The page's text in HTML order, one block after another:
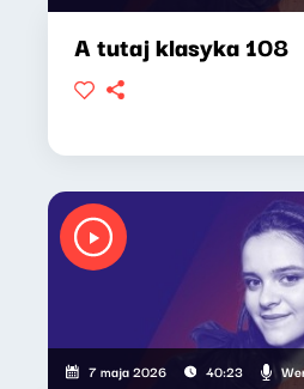
A tutaj klasyka 108
7 maja 2026 40:23